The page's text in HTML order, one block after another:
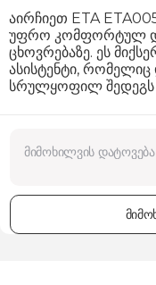
აირჩიეთ ETA
უფრო კომფორტულ
ცხოვრებაზე. ეს
ასისტენტი,
სრულყოფილ შედეგს